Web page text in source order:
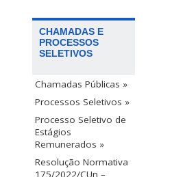
CHAMADAS E
PROCESSOS
SELETIVOS
Chamadas Públicas »
Processos Seletivos »
Processo Seletivo de
Estágios
Remunerados »
Resolução Normativa
175/2022/CUn –